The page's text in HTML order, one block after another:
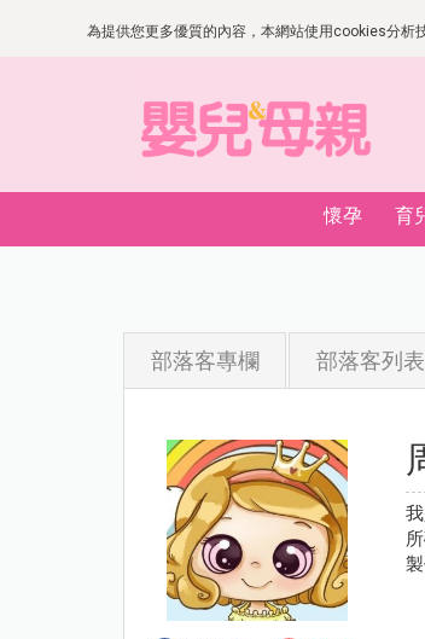
為提供您更多優質的內容，本網站使用cookies分
懷孕 育
部落客專欄 部落客列表